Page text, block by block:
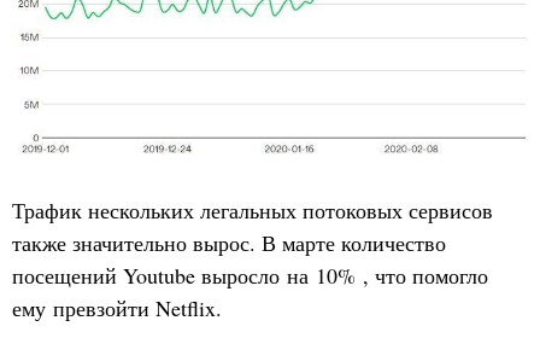
Трафик нескольких легальных потоковых сервисов
также значительно вырос. В марте количество
посещений Youtube выросло на 10% , что помогло
ему превзойти Netflix.